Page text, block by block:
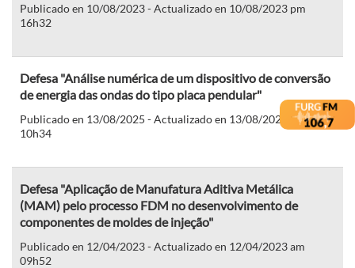
Publicado en 10/08/2023 - Actualizado en 10/08/2023 pm
16h32
Defesa "Análise numérica de um dispositivo de conversão
de energia das ondas do tipo placa pendular"
Publicado en 13/08/2025 - Actualizado en 13/08/2025 am
10h34
Defesa "Aplicação de Manufatura Aditiva Metálica
(MAM) pelo processo FDM no desenvolvimento de
componentes de moldes de injeção"
Publicado en 12/04/2023 - Actualizado en 12/04/2023 am
09h52